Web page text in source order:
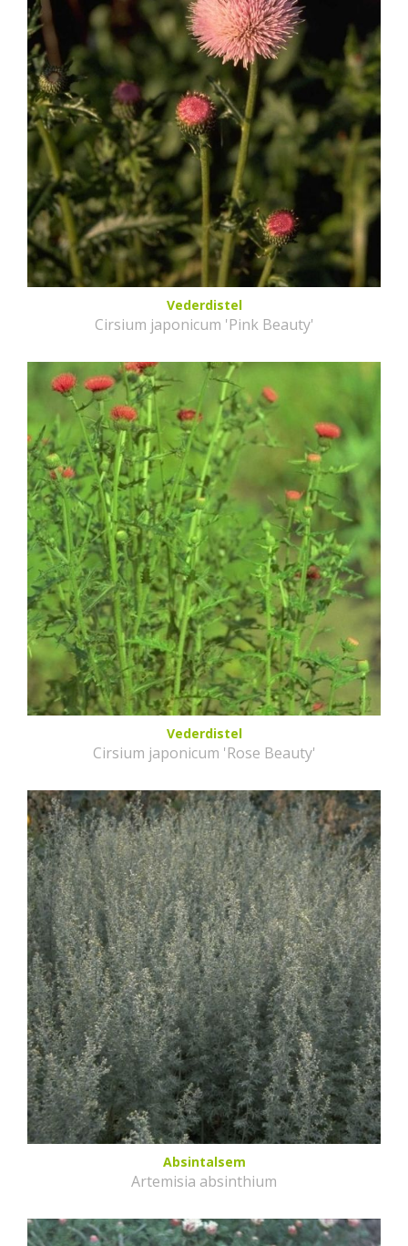
Vederdistel
Cirsium japonicum 'Pink Beauty'
Vederdistel
Cirsium japonicum 'Rose Beauty'
Absintalsem
Artemisia absinthium